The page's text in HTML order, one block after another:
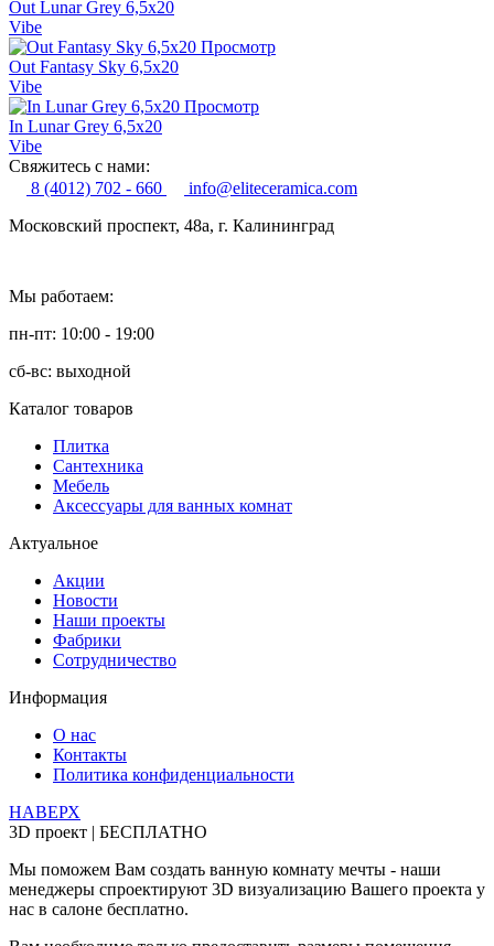
Out Lunar Grey 6,5x20
Vibe
Просмотр
Out Fantasy Sky 6,5x20
Vibe
Просмотр
In Lunar Grey 6,5x20
Vibe
Свяжитесь с нами:
8 (4012) 702 - 660
info@eliteceramica.com
Московский проспект, 48а, г. Калининград
Мы работаем:
пн-пт: 10:00 - 19:00
сб-вс: выходной
Каталог товаров
Плитка
Сантехника
Мебель
Аксессуары для ванных комнат
Актуальное
Акции
Новости
Наши проекты
Фабрики
Сотрудничество
Информация
О нас
Контакты
Политика конфиденциальности
НАВЕРХ
3D проект | БЕСПЛАТНО
Мы поможем Вам создать ванную комнату мечты - наши
менеджеры спроектируют 3D визуализацию Вашего проекта у
нас в салоне бесплатно.